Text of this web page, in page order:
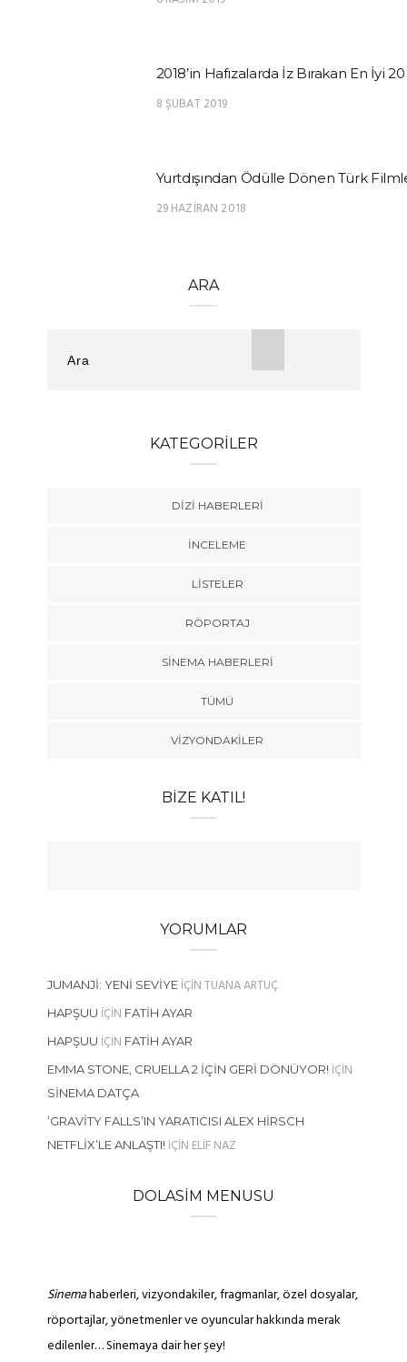
2018’in Hafızalarda İz Bırakan En İyi
8 ŞUBAT 2019
Yurtdışından Ödülle Dönen Türk
29 HAZIRAN 2018
ARA
KATEGORILER
DIZI HABERLERI
İNCELEME
LISTELER
RÖPORTAJ
SINEMA HABERLERI
TÜMÜ
VIZYONDAKILER
BIZE KATIL!
YORUMLAR
JUMANJI: YENI SEVIYEIÇINTUANA ARTUÇ
HAPŞUU IÇIN FATIH AYAR
HAPŞUU IÇIN FATIH AYAR
EMMA STONE, CRUELLA 2 İÇIN GERI DÖNÜYOR!IÇIN
SINEMA DATÇA
‘GRAVITY FALLS’IN YARATICISI ALEX HIRSCH
NETFLIX’LE ANLAŞTI!IÇIN ELIF NAZ
DOLASIM MENUSU
Sinemahaberleri, vizyondakiler, fragmanlar, özel dosyalar,
röportajlar, yönetmenler ve oyuncular hakkında merak
edilenler… Sinemaya dair her şey!